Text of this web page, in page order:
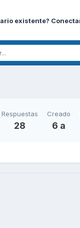
existente?
Respuestas
28
Creado
6 a